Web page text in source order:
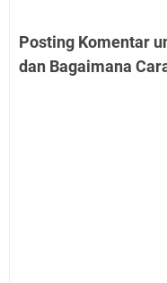
Posting Komentar
dan Bagaimana